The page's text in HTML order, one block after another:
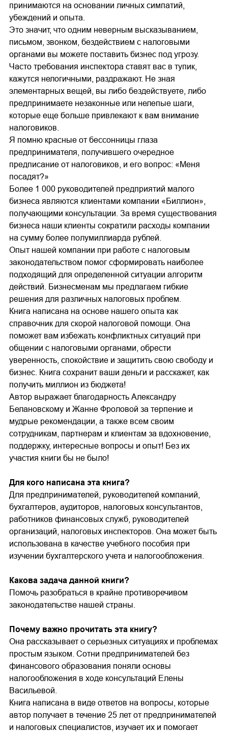
принимаются на основании личных симпатий,
убеждений и опыта.
Это значит, что одним неверным высказыванием,
письмом, звонком, бездействием с налоговыми
органами вы можете поставить бизнес под угрозу.
Часто требования инспектора ставят вас в тупик,
кажутся нелогичными, раздражают. Не зная
элементарных вещей, вы либо бездействуете, либо
предпринимаете незаконные или нелепые шаги,
которые еще больше привлекают к вам внимание
налоговиков.
Я помню красные от бессонницы глаза
предпринимателя, получившего очередное
предписание от налоговиков, и его вопрос: «Меня
посадят?»
Более 1 000 руководителей предприятий малого
бизнеса являются клиентами компании «Биллион»,
получающими консультации. За время существования
бизнеса наши клиенты сократили расходы компании
на сумму более полумиллиарда рублей.
Опыт нашей компании при работе с налоговым
законодательством помог сформировать наиболее
подходящий для определенной ситуации алгоритм
действий. Бизнесменам мы предлагаем гибкие
решения для различных налоговых проблем.
Книга написана на основе нашего опыта как
справочник для скорой налоговой помощи. Она
поможет вам избежать конфликтных ситуаций при
общении с налоговыми органами, обрести
уверенность, спокойствие и защитить свою свободу и
бизнес. Книга сохранит ваши деньги и расскажет, как
получить миллион из бюджета!
Автор выражает благодарность Александру
Белановскому и Жанне Фроловой за терпение и
мудрые рекомендации, а также всем своим
сотрудникам, партнерам и клиентам за вдохновение,
поддержку, интересные вопросы и опыт! Без их
участия книги бы не было!
Для кого написана эта книга?
Для предпринимателей, руководителей компаний,
бухгалтеров, аудиторов, налоговых консультантов,
работников финансовых служб, руководителей
организаций, налоговых инспекторов. Она может быть
использована в качестве учебного пособия при
изучении бухгалтерского учета и налогообложения.
Какова задача данной книги?
Помочь разобраться в крайне противоречивом
законодательстве нашей страны.
Почему важно прочитать эта книгу?
Она рассказывает о серьезных ситуациях и проблемах
простым языком. Сотни предпринимателей без
финансового образования поняли основы
налогообложения в ходе консультаций Елены
Васильевой.
Книга написана в виде ответов на вопросы, которые
автор получает в течение 25 лет от предпринимателей
и налоговых специалистов, изучает их и помогает